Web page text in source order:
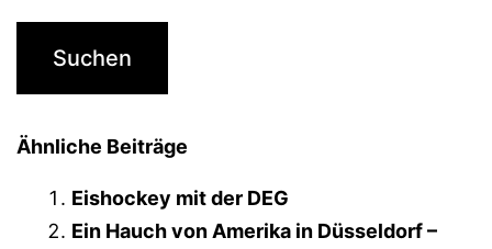
Ähnliche Beiträge
Eishockey mit der DEG
Ein Hauch von Amerika in Düsseldorf –